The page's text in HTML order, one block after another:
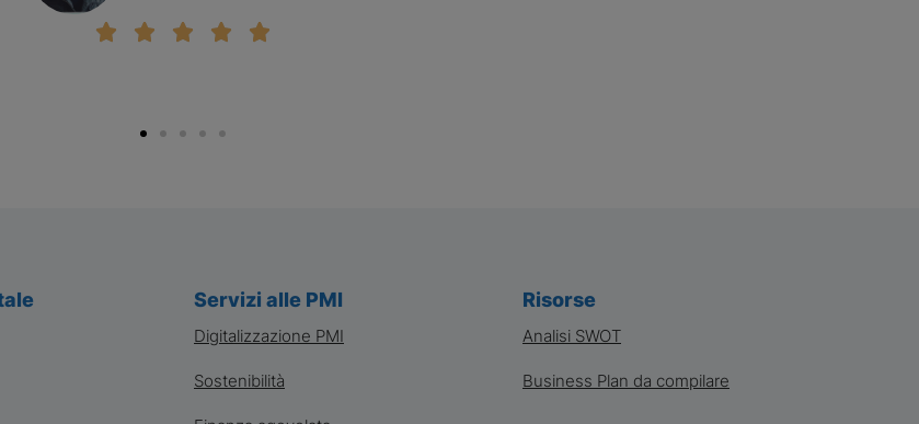
Servizi alle PMI
Digitalizzazione PMI
Sostenibilità
Risorse
Analisi SWOT
Business Plan da compilare